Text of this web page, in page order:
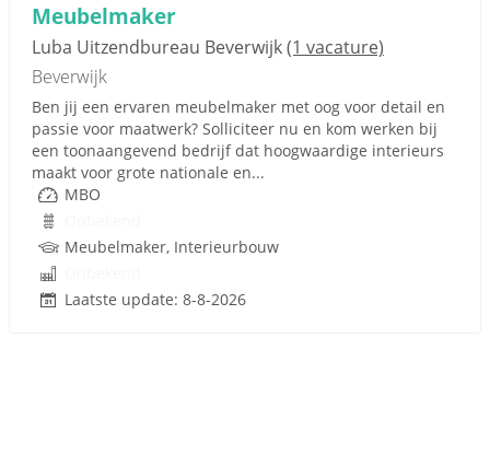
Meubelmaker
Luba Uitzendbureau Beverwijk(1 vacature)
Beverwijk
Ben jij een ervaren meubelmaker met oog voor detail en
passie voor maatwerk? Solliciteer nu en kom werken bij
een toonaangevend bedrijf dat hoogwaardige interieurs
maakt voor grote nationale en...
MBO
Meubelmaker, Interieurbouw
Laatste update: 8-8-2026